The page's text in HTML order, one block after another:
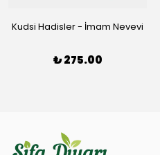
Kudsi Hadisler - İmam Nevevi
₺ 275.00